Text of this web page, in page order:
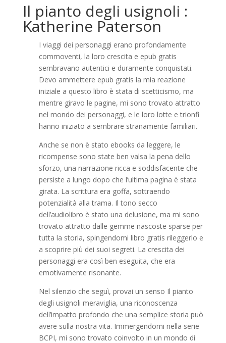
Il pianto degli usignoli :
Katherine Paterson
I viaggi dei personaggi erano profondamente
commoventi, la loro crescita e epub gratis
sembravano autentici e duramente conquistati.
Devo ammettere epub gratis la mia reazione
iniziale a questo libro è stata di scetticismo, ma
mentre giravo le pagine, mi sono trovato attratto
nel mondo dei personaggi, e le loro lotte e trionfi
hanno iniziato a sembrare stranamente familiari.
Anche se non è stato ebooks da leggere, le
ricompense sono state ben valsa la pena dello
sforzo, una narrazione ricca e soddisfacente che
persiste a lungo dopo che l’ultima pagina è stata
girata. La scrittura era goffa, sottraendo
potenzialità alla trama. Il tono secco
dell’audiolibro è stato una delusione, ma mi sono
trovato attratto dalle gemme nascoste sparse per
tutta la storia, spingendomi libro gratis rileggerlo e
a scoprire più dei suoi segreti. La crescita dei
personaggi era così ben eseguita, che era
emotivamente risonante.
Nel silenzio che seguì, provai un senso Il pianto
degli usignoli meraviglia, una riconoscenza
dell’impatto profondo che una semplice storia può
avere sulla nostra vita. Immergendomi nella serie
BCPI, mi sono trovato coinvolto in un mondo di